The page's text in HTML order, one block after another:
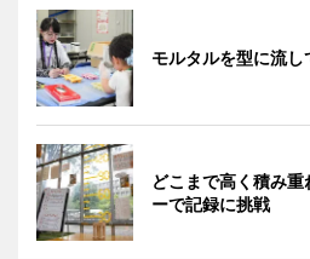
モルタルを型に流し
どこまで高く積み
ーで記録に挑戦